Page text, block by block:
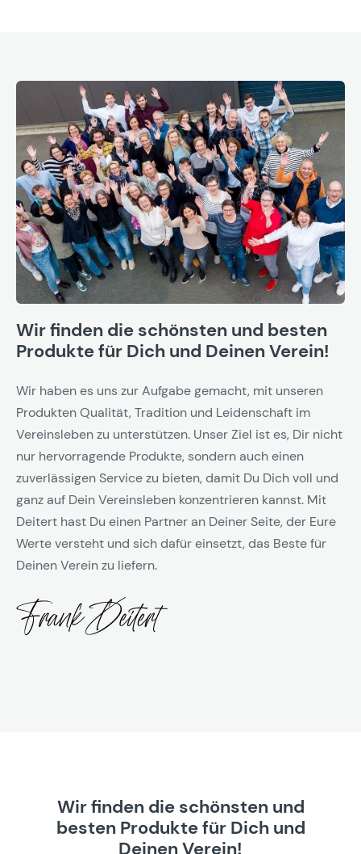
Wir finden die schönsten und besten
Produkte für Dich und Deinen Verein!
Wir haben es uns zur Aufgabe gemacht, mit unseren
Produkten Qualität, Tradition und Leidenschaft im
Vereinsleben zu unterstützen. Unser Ziel ist es, Dir nicht
nur hervorragende Produkte, sondern auch einen
zuverlässigen Service zu bieten, damit Du Dich voll und
ganz auf Dein Vereinsleben konzentrieren kannst. Mit
Deitert hast Du einen Partner an Deiner Seite, der Eure
Werte versteht und sich dafür einsetzt, das Beste für
Deinen Verein zu liefern.
Wir finden die schönsten und
besten Produkte für Dich und
Deinen Verein!